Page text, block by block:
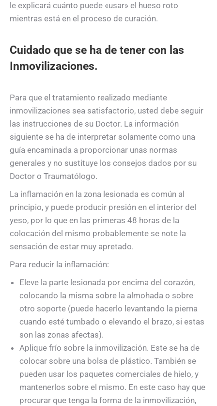
le explicará cuánto puede «usar» el hueso roto
mientras está en el proceso de curación.
Cuidado que se ha de tener con las
Inmovilizaciones.
Para que el tratamiento realizado mediante
inmovilizaciones sea satisfactorio, usted debe seguir
las instrucciones de su Doctor. La información
siguiente se ha de interpretar solamente como una
guía encaminada a proporcionar unas normas
generales y no sustituye los consejos dados por su
Doctor o Traumatólogo.
La inflamación en la zona lesionada es común al
principio, y puede producir presión en el interior del
yeso, por lo que en las primeras 48 horas de la
colocación del mismo probablemente se note la
sensación de estar muy apretado.
Para reducir la inflamación:
Eleve la parte lesionada por encima del corazón,
colocando la misma sobre la almohada o sobre
otro soporte (puede hacerlo levantando la pierna
cuando esté tumbado o elevando el brazo, si estas
son las zonas afectas).
Aplique frío sobre la inmovilización. Este se ha de
colocar sobre una bolsa de plástico. También se
pueden usar los paquetes comerciales de hielo, y
mantenerlos sobre el mismo. En este caso hay que
procurar que tenga la forma de la inmovilización,